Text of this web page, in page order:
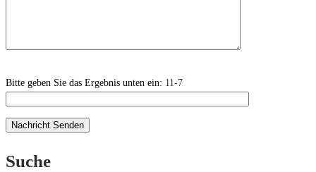
Bitte geben Sie das Ergebnis unten ein: 11-7
Suche